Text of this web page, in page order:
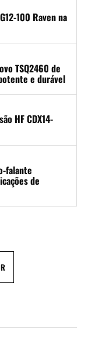
100 Raven na
TSQ2460 de
e durável
HF CDX14-
falante
de